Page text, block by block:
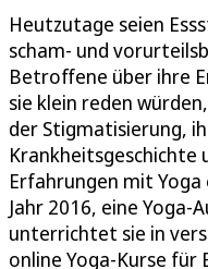
Heutzutage seien
scham- und
Betroffene über ihre
sie klein reden
der Stigmatisierung,
Krankheitsgeschichte
Erfahrungen mit Yoga
Jahr 2016, eine Yoga-
unterrichtet sie in
online Yoga-Kurse für